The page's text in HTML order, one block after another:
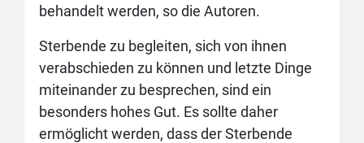
behandelt werden, so die Autoren.
Sterbende zu begleiten, sich von ihnen
verabschieden zu können und letzte Dinge
miteinander zu besprechen, sind ein
besonders hohes Gut. Es sollte daher
ermöglicht werden, dass der Sterbende